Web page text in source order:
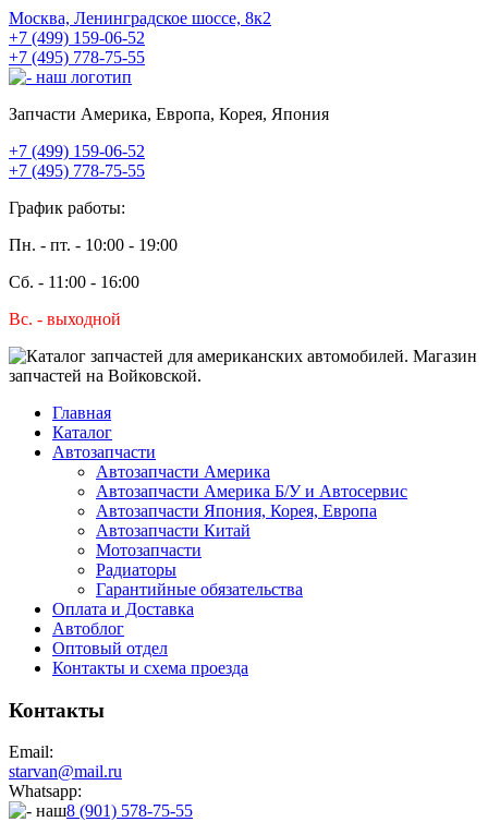
Москва, Ленинградское шоссе, 8к2
+7 (499) 159-06-52
+7 (495) 778-75-55
Запчасти Америка, Европа, Корея, Япония
+7 (499) 159-06-52
+7 (495) 778-75-55
График работы:
Пн. - пт. - 10:00 - 19:00
Сб. - 11:00 - 16:00
Вс. - выходной
Главная
Каталог
Автозапчасти
Автозапчасти Америка
Автозапчасти Америка Б/У и Автосервис
Автозапчасти Япония, Корея, Европа
Автозапчасти Китай
Мотозапчасти
Радиаторы
Гарантийные обязательства
Оплата и Доставка
Автоблог
Оптовый отдел
Контакты и схема проезда
Контакты
Email:
starvan@mail.ru
Whatsapp:
8 (901) 578-75-55